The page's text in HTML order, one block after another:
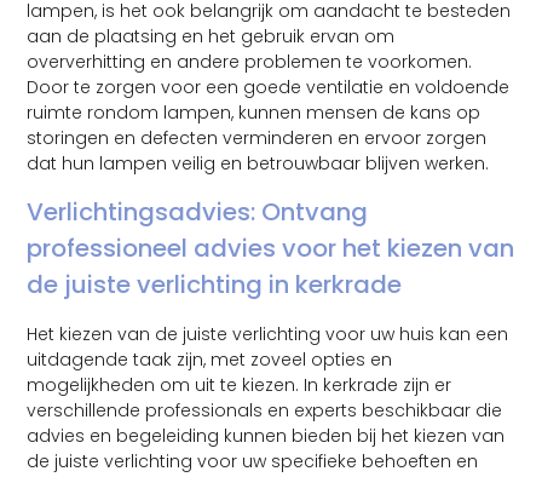
lampen, is het ook belangrijk om aandacht te besteden
aan de plaatsing en het gebruik ervan om
oververhitting en andere problemen te voorkomen.
Door te zorgen voor een goede ventilatie en voldoende
ruimte rondom lampen, kunnen mensen de kans op
storingen en defecten verminderen en ervoor zorgen
dat hun lampen veilig en betrouwbaar blijven werken.
Verlichtingsadvies: Ontvang
professioneel advies voor het kiezen van
de juiste verlichting in kerkrade
Het kiezen van de juiste verlichting voor uw huis kan een
uitdagende taak zijn, met zoveel opties en
mogelijkheden om uit te kiezen. In kerkrade zijn er
verschillende professionals en experts beschikbaar die
advies en begeleiding kunnen bieden bij het kiezen van
de juiste verlichting voor uw specifieke behoeften en